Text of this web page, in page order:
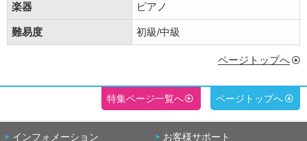
楽器 ピアノ
難易度 初級/中級
ページトップへ
特集ページ一覧へ ページトップへ
インフォメーション お客様サポート